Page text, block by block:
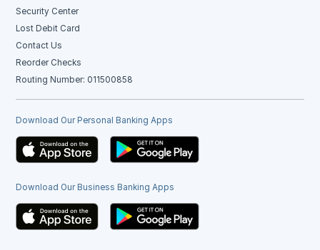
Security Center
Lost Debit Card
Contact Us
Reorder Checks
Routing Number: 011500858
Download Our Personal Banking Apps
Download Our Business Banking Apps